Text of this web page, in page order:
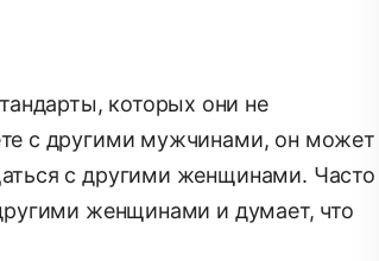
которых они не
с другими мужчинами, он может
с другими женщинами. Часто
женщинами и думает, что